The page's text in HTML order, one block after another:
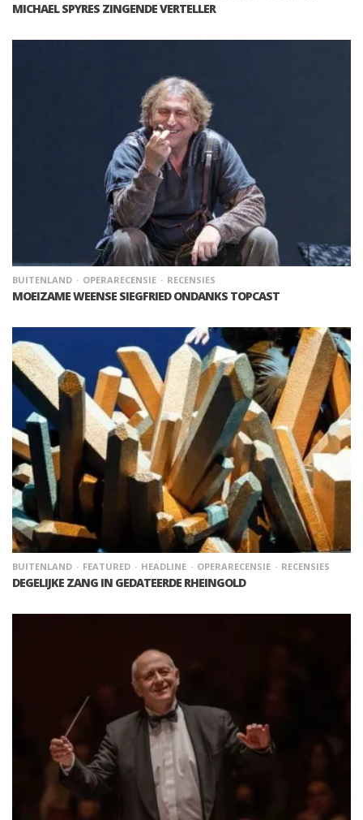
MICHAEL SPYRES ZINGENDE VERTELLER
BUITENLAND OPERARECENSIE RECENSIES
MOEIZAME WEENSE SIEGFRIED ONDANKS TOPCAST
BUITENLAND FEATURED HEADLINE OPERARECENSIE RECENSIES
DEGELIJKE ZANG IN GEDATEERDE RHEINGOLD